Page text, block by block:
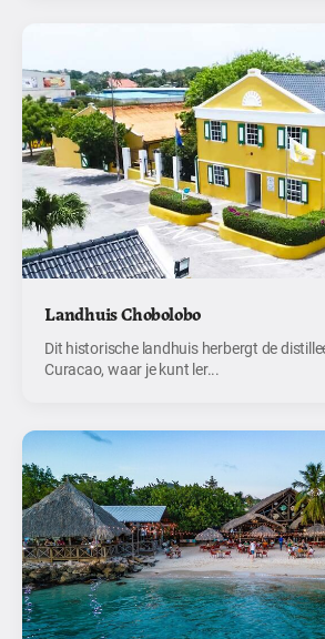
Landhuis Chobolobo
Dit historische landhuis herbergt de
Curacao, waar je kunt ler...